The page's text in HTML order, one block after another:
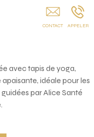
avec tapis de yoga,
idéale pour les
par Alice Santé